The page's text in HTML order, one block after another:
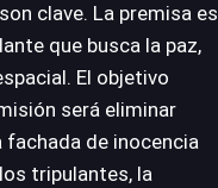
clave. La premisa es
que busca la paz,
El objetivo
será eliminar
de inocencia
tripulantes, la